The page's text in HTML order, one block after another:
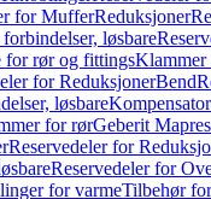
for MufferReduksjoner
løsbare
for rør og fittingsKlammer
for ReduksjonerBend
løsbare
for rørGeberit
Reservedeler for
Reservedeler for
for varmeTilbehør